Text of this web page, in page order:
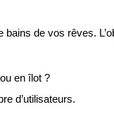
bains de vos rêves.
en îlot ?
d’utilisateurs.